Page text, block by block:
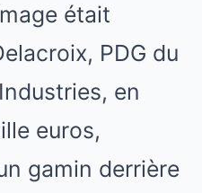
était
PDG du
en
euros,
gamin derrière